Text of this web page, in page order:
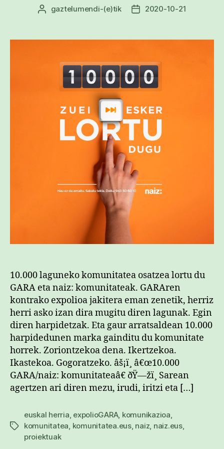
Argitalpenaren
gaztelumendi-(e)tik
Argitalpenaren
2020-10-21
10.000 laguneko komunitatea osatzea lortu du
GARA eta naiz: komunitateak. GARAren
kontrako expolioa jakitera eman zenetik, herriz
herri asko izan dira mugitu diren lagunak. Egin
diren harpidetzak. Eta gaur arratsaldean 10.000
harpidedunen marka gainditu du komunitate
horrek. Zoriontzekoa dena. Ikertzekoa.
Ikastekoa. Gogoratzeko. âš¡ï¸ â€œ10.000
GARA/naiz: komunitateaâ€ ðŸ—žï¸ Sarean
agertzen ari diren mezu, irudi, iritzi eta […]
Etiketak
euskal herria expolioGARA, komunikazioa
komunitatea komunitatea.eus, naiz naiz.eus,
proiektuak